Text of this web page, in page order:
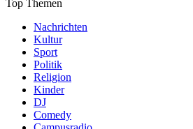
Top Themen
Nachrichten
Kultur
Sport
Politik
Religion
Kinder
DJ
Comedy